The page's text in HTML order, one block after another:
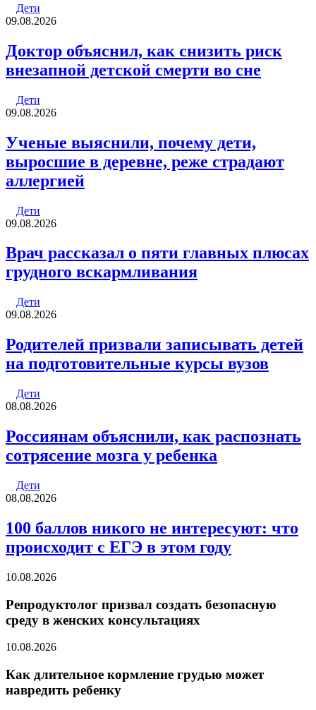
Дети
09.08.2026
Доктор объяснил, как снизить риск
внезапной детской смерти во сне
Дети
09.08.2026
Ученые выяснили, почему дети,
выросшие в деревне, реже страдают
аллергией
Дети
09.08.2026
Врач рассказал о пяти главных плюсах
грудного вскармливания
Дети
09.08.2026
Родителей призвали записывать детей
на подготовительные курсы вузов
Дети
08.08.2026
Россиянам объяснили, как распознать
сотрясение мозга у ребенка
Дети
08.08.2026
100 баллов никого не интересуют: что
происходит с ЕГЭ в этом году
10.08.2026
Репродуктолог призвал создать безопасную
среду в женских консультациях
10.08.2026
Как длительное кормление грудью может
навредить ребенку